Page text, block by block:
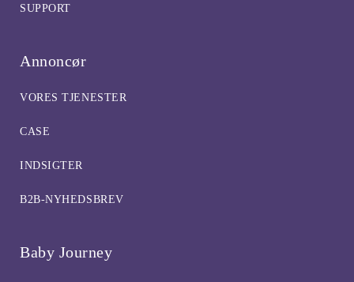
SUPPORT
Annoncør
VORES TJENESTER
CASE
INDSIGTER
B2B-NYHEDSBREV
Baby Journey